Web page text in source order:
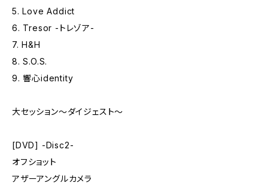
5. Love Addict
6. Tresor -トレゾア-
7. H&H
8. S.O.S.
9. 響心identity
大セッション～ダイジェスト～
[DVD] -Disc2-
オフショット
アザーアングルカメラ